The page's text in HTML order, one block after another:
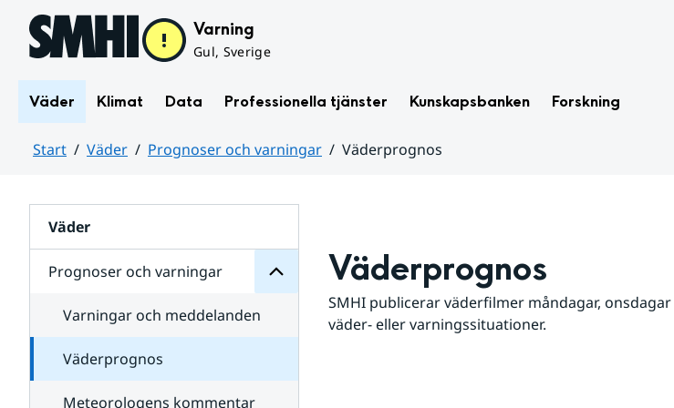
Hoppa till sidans innehåll Varning
Gul, Sverige
Väder Klimat Data Professionella tjänster Kunskapsbanken Forskning
Start Väder Prognoser och varningar
Väderprognos
Väder
Prognoser och varningar
för
varningar
Varningar och meddelanden
Väderprognos
Meteorologens kommentar
Väderprognos
SMHI publicerar väderfilmer måndagar,
väder- eller varningssituationer.